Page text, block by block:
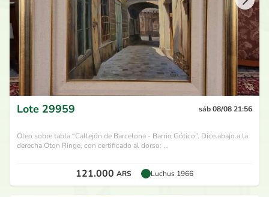
Lote 29959 sáb 08/08 21:56
Óleo sobre tabla “Callejón de Barcelona - Barrio Gótico”. Dice abajo a la
derecha Oton Ringe, con certificado al dorso: ...
121.000 ARS Luchus 1966